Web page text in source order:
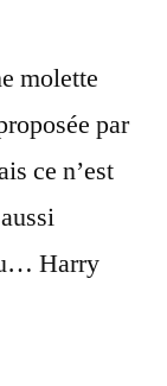
molette
par
ce n’est
Harry